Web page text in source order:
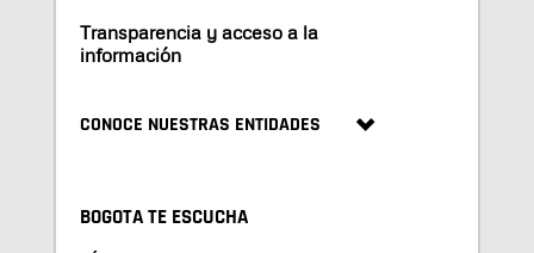
Transparencia y acceso a la
información
CONOCE NUESTRAS ENTIDADES
BOGOTA TE ESCUCHA